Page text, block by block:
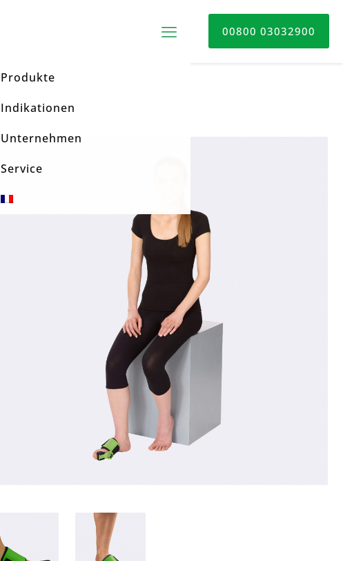
Produkte
Indikationen
Unternehmen
Service
00800 03032900